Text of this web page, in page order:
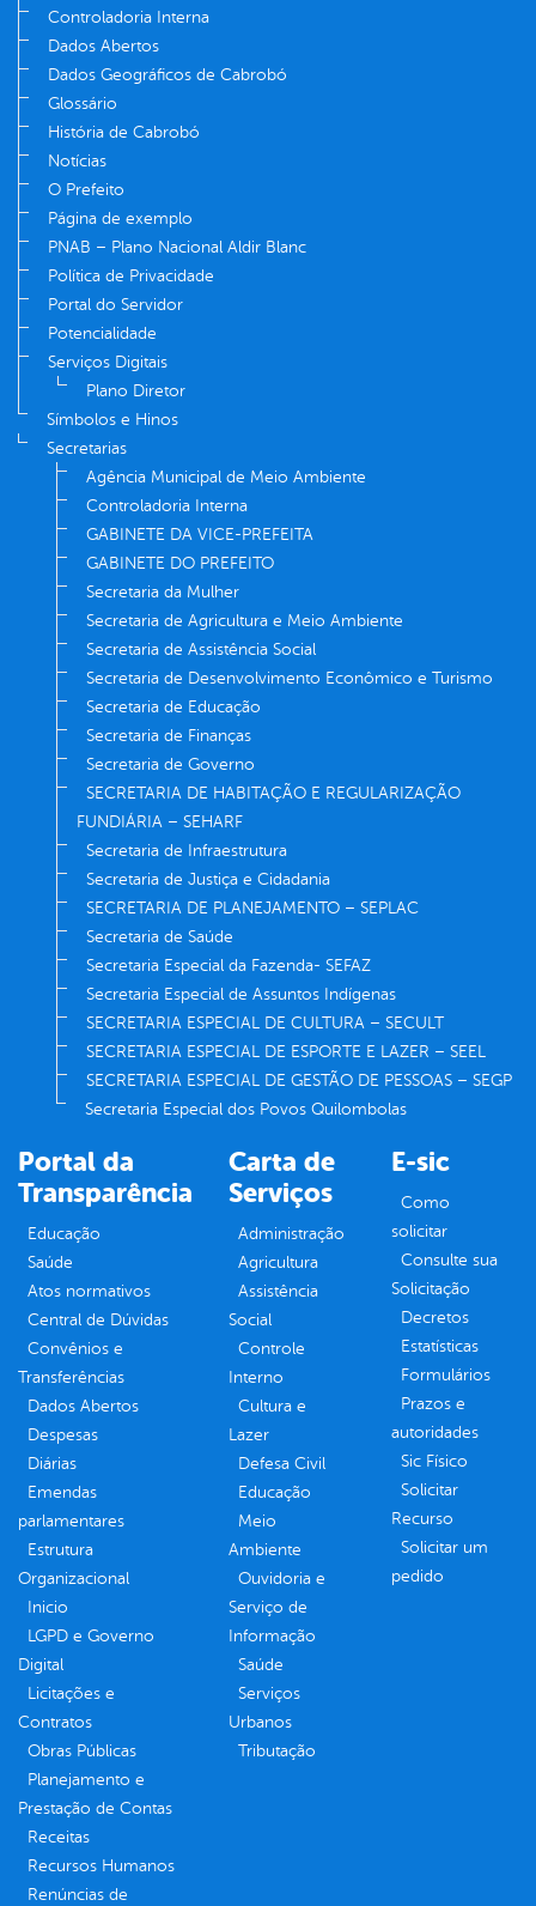
Controladoria Interna
Dados Abertos
Dados Geográficos de Cabrobó
Glossário
História de Cabrobó
Notícias
O Prefeito
Página de exemplo
PNAB – Plano Nacional Aldir Blanc
Política de Privacidade
Portal do Servidor
Potencialidade
Serviços Digitais
Plano Diretor
Símbolos e Hinos
Secretarias
Agência Municipal de Meio Ambiente
Controladoria Interna
GABINETE DA VICE-PREFEITA
GABINETE DO PREFEITO
Secretaria da Mulher
Secretaria de Agricultura e Meio Ambiente
Secretaria de Assistência Social
Secretaria de Desenvolvimento Econômico e Turismo
Secretaria de Educação
Secretaria de Finanças
Secretaria de Governo
SECRETARIA DE HABITAÇÃO E REGULARIZAÇÃO
FUNDIÁRIA – SEHARF
Secretaria de Infraestrutura
Secretaria de Justiça e Cidadania
SECRETARIA DE PLANEJAMENTO – SEPLAC
Secretaria de Saúde
Secretaria Especial da Fazenda- SEFAZ
Secretaria Especial de Assuntos Indígenas
SECRETARIA ESPECIAL DE CULTURA – SECULT
SECRETARIA ESPECIAL DE ESPORTE E LAZER – SEEL
SECRETARIA ESPECIAL DE GESTÃO DE PESSOAS – SEGP
Secretaria Especial dos Povos Quilombolas
Portal da
Transparência
Educação
Saúde
Atos normativos
Central de Dúvidas
Convênios e
Transferências
Dados Abertos
Despesas
Diárias
Emendas
parlamentares
Estrutura
Organizacional
Inicio
LGPD e Governo
Digital
Licitações e
Contratos
Obras Públicas
Planejamento e
Prestação de Contas
Receitas
Recursos Humanos
Renúncias de
Carta de
Serviços
Administração
Agricultura
Assistência
Social
Controle
Interno
Cultura e
Lazer
Defesa Civil
Educação
Meio
Ambiente
Ouvidoria e
Serviço de
Informação
Saúde
Serviços
Urbanos
Tributação
E-sic
Como
solicitar
Consulte sua
Solicitação
Decretos
Estatísticas
Formulários
Prazos e
autoridades
Sic Físico
Solicitar
Recurso
Solicitar um
pedido